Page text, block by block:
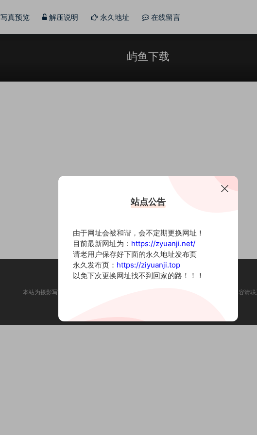
写真预览 解压说明 永久地址 在线留言
屿鱼下载
本站为摄影写真图片网站，内容来自网络收集整理，仅作个人学习使用。如有违法内容请
站点公告
由于网址会被和谐，会不定期更换网址！
目前最新网址为： https://zyuanji.net/
请老用户保存好下面的永久地址发布页
永久发布页： https://ziyuanji.top
以免下次更换网址找不到回家的路！！！